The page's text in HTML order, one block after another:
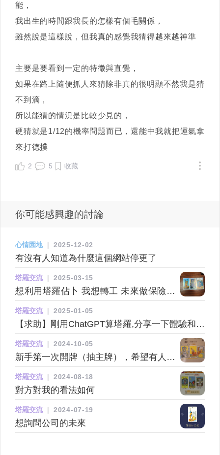
能，
我出生的時間跟我長的怎樣有個毛關係，
雖然說是這樣說，但我真的感覺我猜得越來越神準
主要是要看到一定的特徵與直覺，
如果在路上隨便抓人來猜除非真的很明顯不然我是猜
不到滴，
所以能猜的情況是比較少見的，
硬猜就是1/12的機率問題而已，還能中我就把運氣拿
來打德撲
2 5 收藏
你可能感興趣的討論
心情園地 | 2025-12-02
有沒有人知道為什麼這個網站停更了
塔羅交流 | 2025-03-15
想利用塔羅佔卜 我想轉工 未來做保險行
業會點樣thx
塔羅交流 | 2025-01-05
【求助】剛用ChatGPT算塔羅,分享一下體驗和心
得~
塔羅交流 | 2024-10-05
新手第一次開牌（抽主牌），希望有人能
幫忙解釋
塔羅交流 | 2024-08-18
對方對我的看法如何
塔羅交流 | 2024-07-19
想詢問公司的未來